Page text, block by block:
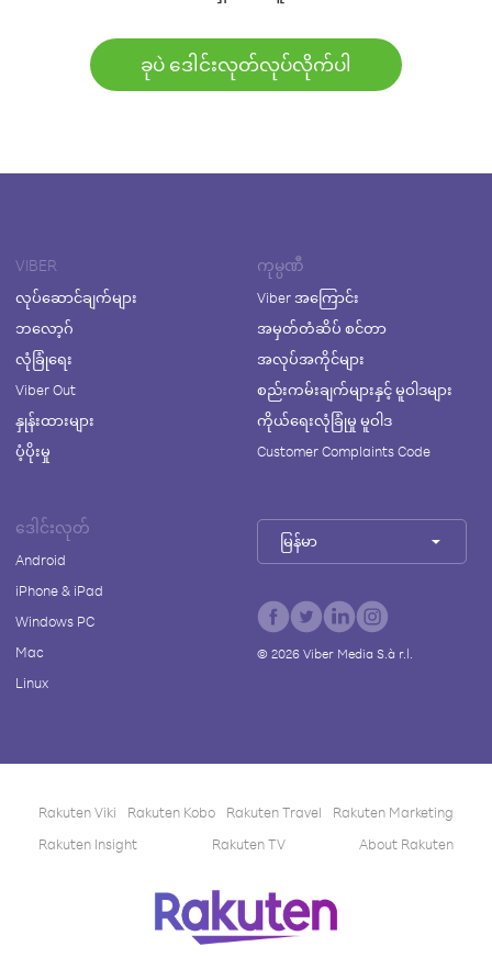
ခုပဲ ဒေါင်းလုတ်လုပ်လိုက်ပါ
VIBER
လုပ်ဆောင်ချက်များ
ဘလော့ဂ်
လုံခြုံရေး
Viber Out
နှုန်းထားများ
ပံ့ပိုးမှု
ကုမ္ပဏီ
Viber အကြောင်း
အမှတ်တံဆိပ် စင်တာ
အလုပ်အကိုင်များ
စည်းကမ်းချက်များနှင့် မူဝါဒများ
ကိုယ်ရေးလုံခြုံမှု မူဝါဒ
Customer Complaints Code
ဒေါင်းလုတ်
Android
iPhone & iPad
Windows PC
Mac
Linux
မြန်မာ
© 2026Viber Media S.à r.l.
Rakuten Viki Rakuten Kobo Rakuten Travel
Rakuten Marketing
Rakuten Insight
Rakuten TV About Rakuten